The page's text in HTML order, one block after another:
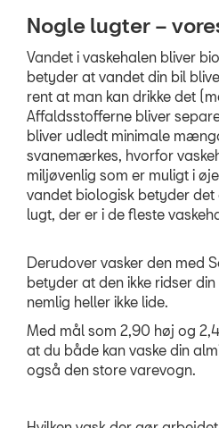
Nogle lugter –
Vandet i vaskehalen bliver
betyder at vandet din bil
rent at man kan drikke det
Affaldsstofferne bliver
bliver udledt minimale
svanemærkes, hvorfor
miljøvenlig som er muligt i
vandet biologisk betyder
lugt, der er i de fleste
Derudover vasker den med
betyder at den ikke ridser
nemlig heller ikke lide.
Med mål som 2,90 høj og
at du både kan vaske din
også den store varevogn.